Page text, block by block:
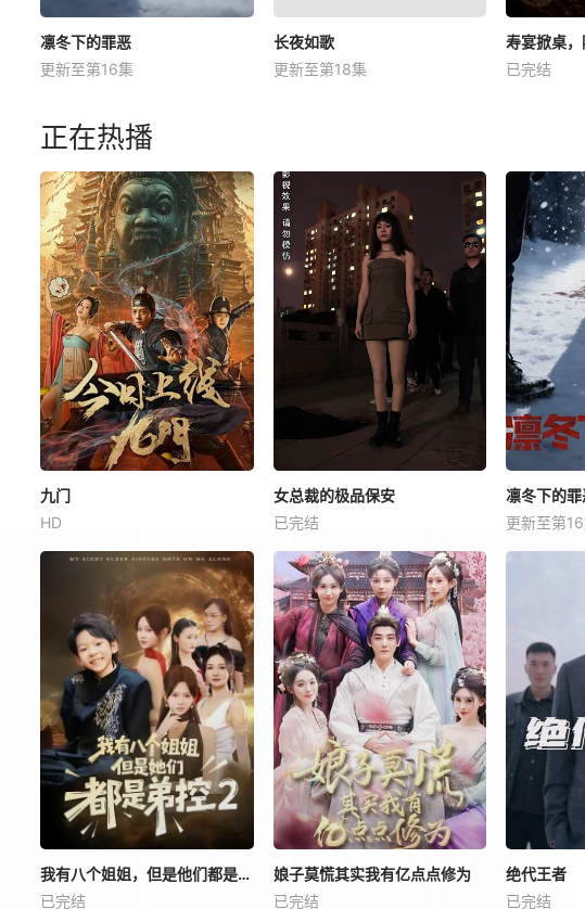
凛冬下的罪恶
更新至第16集
长夜如歌
更新至第18集
寿宴掀桌
已完结
正在热播
九门
HD
女总裁的极品保安
已完结
凛冬下的罪
更新至第
我有八个姐姐，但是他们都是弟控2
已完结
娘子莫慌其实我有亿点点修为
已完结
绝代王者
已完结